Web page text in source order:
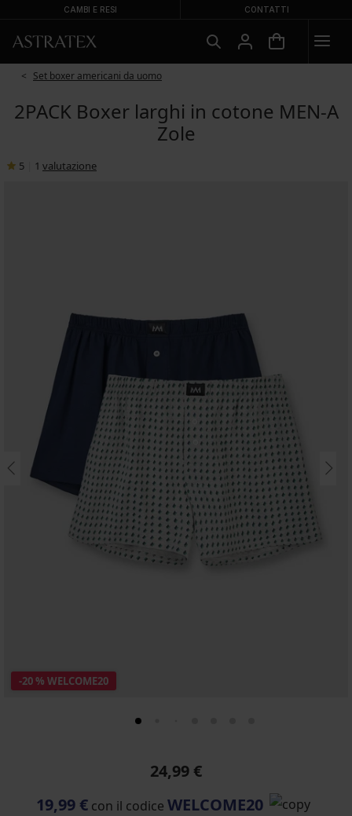
CAMBI E RESI CONTATTI
Set boxer americani da uomo
2PACK Boxer larghi in cotone MEN-A
Zole
5 1 valutazione
-20 % WELCOME20
24,99 €
19,99 €con il codice WELCOME20